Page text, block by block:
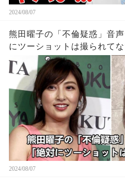
2024/08/07
熊田曜子の「不倫疑惑」音
にツーショットは撮られてな
2024/08/07